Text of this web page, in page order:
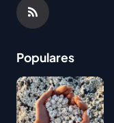
Populares